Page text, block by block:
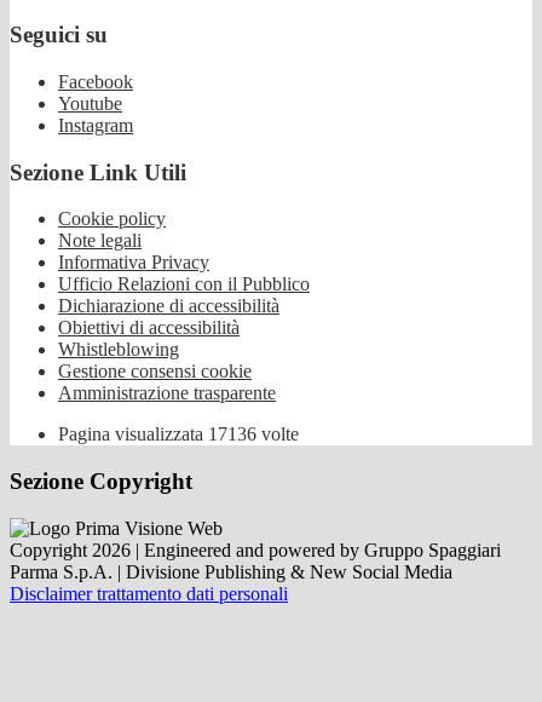
Seguici su
Facebook
Youtube
Instagram
Sezione Link Utili
Cookie policy
Note legali
Informativa Privacy
Ufficio Relazioni con il Pubblico
Dichiarazione di accessibilità
Obiettivi di accessibilità
Whistleblowing
Gestione consensi cookie
Amministrazione trasparente
Pagina visualizzata 17136 volte
Sezione Copyright
Copyright 2026 | Engineered and powered by Gruppo Spaggiari
Parma S.p.A. | Divisione Publishing & New Social Media
Disclaimer trattamento dati personali